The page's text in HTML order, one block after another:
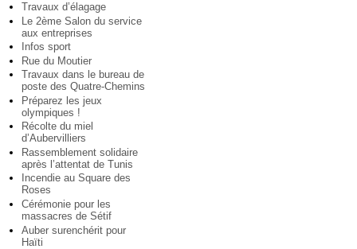
Travaux d’élagage
Le 2ème Salon du service
aux entreprises
Infos sport
Rue du Moutier
Travaux dans le bureau de
poste des Quatre-Chemins
Préparez les jeux
olympiques !
Récolte du miel
d’Aubervilliers
Rassemblement solidaire
après l’attentat de Tunis
Incendie au Square des
Roses
Cérémonie pour les
massacres de Sétif
Auber surenchérit pour
Haïti